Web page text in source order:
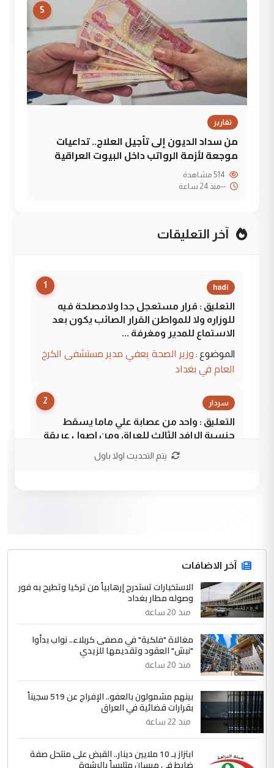
5
تقارير
من سداد الديون إلى تأجيل العلاج.. تداعيات
موجعة لأزمة الرواتب داخل البيوت العراقية
--منذ 24 ساعة
آخر التعليقات
1 hadi
التعليق : قرار مستعجل جدا ولامصلحة فيه
للوزاره ولا للمواطن القرار الصائب يكون بعد
الاستماع للمدير ومغرفة ...
الموضوع : وزير الصحة يعفي مدير مستشفى الكرخ
العام في بغداد
2 سردار
التعليق : واحد من عصابة علي ماما يسقط
جنسية الرافد الثالث للعراق ومن اصول عريقة
جنسية الرافد الثالث للعراق ومن اصول عريقة
ابا فرات ...
الموضوع :
الجواهري يرد على صدام حسين سل
مضجعيك يابن الزنا (نص كامل)
حيدر عاشور
التعليق : تحياتي لك استاذ حامدتركان. كلام
دقيق ومسؤول؛ فالاستثمار الحقيقي للإنسان
وثروات البلد يعتمد على الكفاءة ...
الموضوع :
بين الإهمال واغتصاب الأرض.. بلاد
الرافدين تعاني الجفاف والتصحر!!
يتم التحديث اولا باول
آخر الاضافات
الاستخبارات تستدرج إرهابياً من تركيا وتطيح به فور
وصوله مطار بغداد
منذ 20 ساعة
مغالاة "فلكية" في مصفى كربلاء.. نواب بدأوا
"نبش" العقود وتقديمها للزيدي
منذ 20 ساعة
بينهم مشمولون بالعفو.. الإفراج عن 519 سجيناً
بقرارات قضائية في العراق
منذ 22 ساعة
ابتزاز بـ 10 ملايين دينار.. القبض على منتحل صفة